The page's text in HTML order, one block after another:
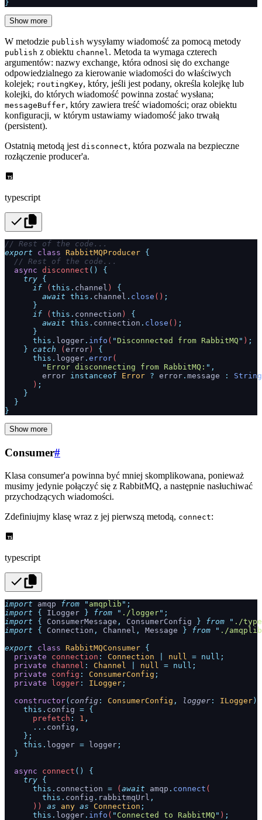
}
Show more
W metodzie publish wysyłamy wiadomość za pomocą metody
publish z obiektu channel. Metoda ta wymaga czterech
argumentów: nazwy exchange, która odnosi się do exchange
odpowiedzialnego za kierowanie wiadomości do właściwych
kolejek; routingKey, który, jeśli jest podany, określa kolejkę lub
kolejki, do których wiadomość powinna zostać wysłana;
messageBuffer, który zawiera treść wiadomości; oraz obiektu
konfiguracji, w którym ustawiamy wiadomość jako trwałą
(persistent).
Ostatnią metodą jest disconnect, która pozwala na bezpieczne
rozłączenie producer'a.
typescript
// Rest of the code...
export class RabbitMQProducer {
  // Rest of the code...
  async
disconnect ()
{
    try
{
      if
( this. channel ) {
        await
this. channel . close () ;
      }
      if
( this. connection ) {
        await
this. connection . close () ;
      }
      this.
logger . info ( "Disconnected from RabbitMQ " ) ;
    }
catch ( error ) {
      this.
logger . error(
        "
Error disconnecting from RabbitMQ: " ,
        error
instanceof Error ? error . message :
String
      )
;
    }
  }
}
Show more
Consumer#
Klasa consumer'a powinna być mniej skomplikowana, ponieważ
musimy jedynie połączyć się z RabbitMQ, a następnie nasłuchiwać
przychodzących wiadomości.
Zdefiniujmy klasę wraz z jej pierwszą metodą, connect:
typescript
import amqp from " amqplib " ;
import { ILogger } from " ./logger" ;
import { ConsumerMessage , ConsumerConfig } from " ./
import { Connection , Channel , Message } from " ./
export class RabbitMQConsumer {
  private
connection : Connection null = null;
  private
channel : Channel null = null;
  private
config : ConsumerConfig ;
  private
logger : ILogger ;
  constructor
( config : ConsumerConfig , logger : ILogger)
    this.
config = {
      prefetch
: 1 ,
      ...
config ,
    };
    this.
logger = logger ;
  }
  async
connect ()
{
    try
{
      this.
connection = (await amqp . connect (
        this.
config . rabbitmqUrl ,
      ))
as any as Connection ;
      this.
logger . info ( " Connected to RabbitMQ " ) ;